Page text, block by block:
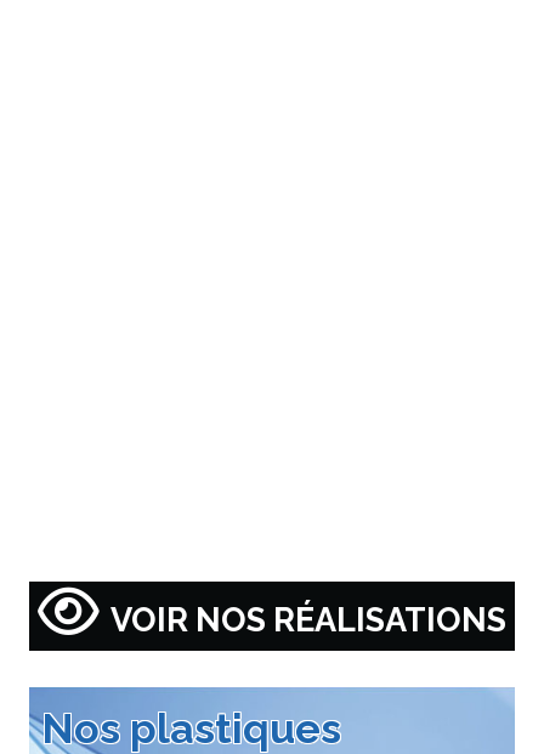
VOIR NOS RÉALISATIONS
Nos plastiques